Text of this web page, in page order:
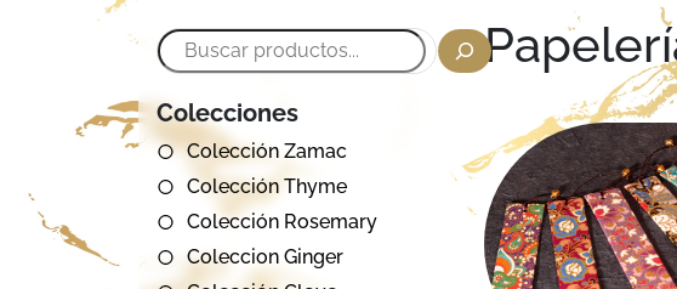
Buscar
Colecciones
Colección Zamac
Colección Thyme
Colección Rosemary
Coleccion Ginger